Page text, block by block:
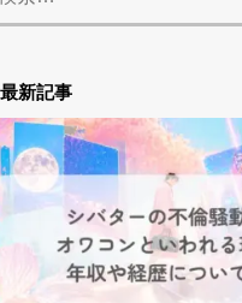
最新記事